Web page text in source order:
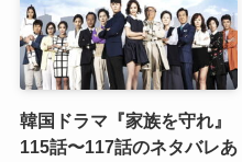
韓国ドラマ『家族を守れ』
115話〜117話のネタバレあ